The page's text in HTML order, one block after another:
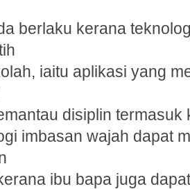
kerana teknologi
iaitu aplikasi yang
disiplin termasuk
imbasan wajah dapat
ibu bapa juga dapat